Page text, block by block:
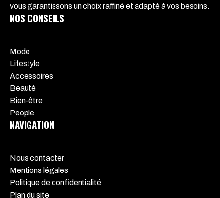
vous garantissons un choix raffiné et adapté à vos besoins.
NOS CONSEILS
Mode
Lifestyle
Accessoires
Beauté
Bien-être
People
NAVIGATION
Nous contacter
Mentions légales
Politique de confidentialité
Plan du site